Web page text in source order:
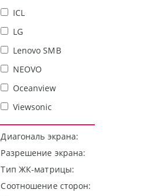
Высокотехнологичная игровая
ICL
LG
Lenovo SMB
NEOVO
Oceanview
Viewsonic
Диагональ экрана:
Разрешение экрана:
Тип ЖК-матрицы:
Соотношение сторон: